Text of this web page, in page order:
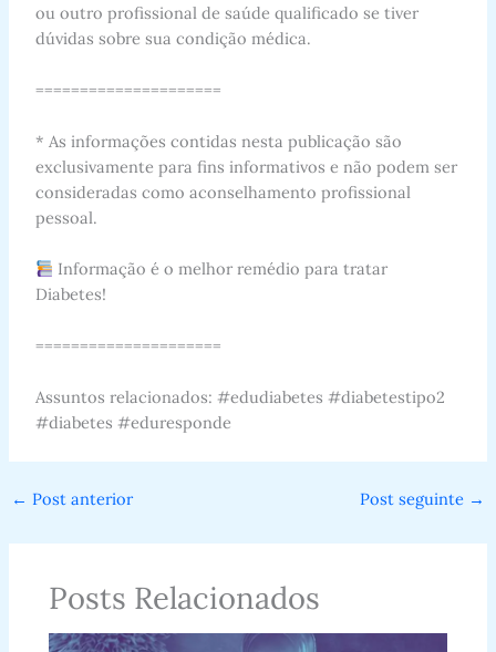
ou outro profissional de saúde qualificado se tiver
dúvidas sobre sua condição médica.
=====================
* As informações contidas nesta publicação são
exclusivamente para fins informativos e não podem ser
consideradas como aconselhamento profissional
pessoal.
Informação é o melhor remédio para tratar
Diabetes!
=====================
Assuntos relacionados: #edudiabetes #diabetestipo2
#diabetes #eduresponde
← Post anterior Post seguinte →
Posts Relacionados